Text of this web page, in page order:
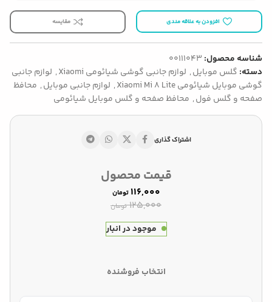
افزودن به علاقه مندی مقایسه
شناسه محصول: 00111043
دسته: گلس موبایل, لوازم جانبی گوشی شیائومی Xiaomi , لوازم جانبی
گوشی موبایل شیائومی Xiaomi Mi 8 Lite
, لوازم جانبی موبایل, محافظ
صفحه و گلس فول, محافظ صفحه و گلس موبایل شیائومی
اشتراک گذاری
قیمت محصول
۱۲۵,۰۰۰ تومان
۱۱۶,۰۰۰ تومان
موجود در انبار
انتخاب فروشنده